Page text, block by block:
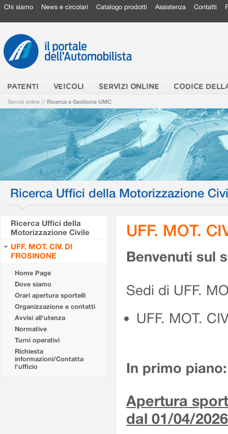
Chi siamo News e circolari Catalogo prodotti Assistenza Contatti
PATENTI VEICOLI SERVIZI ONLINE CODICE
Servizi online // Ricerca e Gestione UMC
Ricerca Uffici della Motorizzazione
Ricerca Uffici della
Motorizzazione Civile
UFF. MOT. CIV. DI
FROSINONE
Home Page
Dove siamo
Orari apertura sportelli
Organizzazione e contatti
Avvisi all'utenza
Normative
Turni operativi
Richiesta
informazioni/Contatta
l'ufficio
UFF. MOT.
Benvenuti sul
Sedi di UFF.
UFF. MOT.
In primo piano:
Apertura
dal 01/04/2026